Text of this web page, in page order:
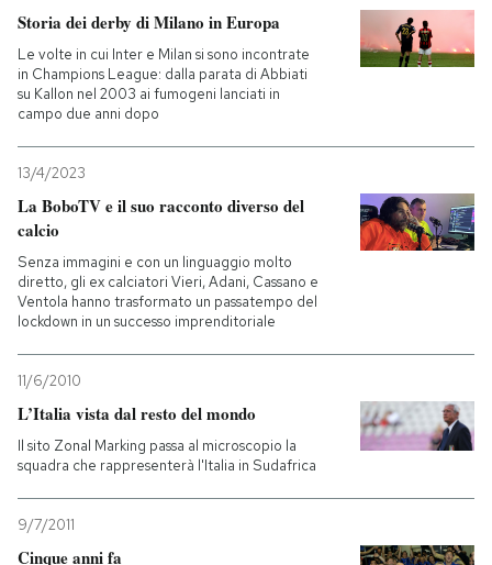
Storia dei derby di Milano in Europa
Le volte in cui Inter e Milan si sono incontrate
in Champions League: dalla parata di Abbiati
su Kallon nel 2003 ai fumogeni lanciati in
campo due anni dopo
13/4/2023
La BoboTV e il suo racconto diverso del
calcio
Senza immagini e con un linguaggio molto
diretto, gli ex calciatori Vieri, Adani, Cassano e
Ventola hanno trasformato un passatempo del
lockdown in un successo imprenditoriale
11/6/2010
L’Italia vista dal resto del mondo
Il sito Zonal Marking passa al microscopio la
squadra che rappresenterà l'Italia in Sudafrica
9/7/2011
Cinque anni fa